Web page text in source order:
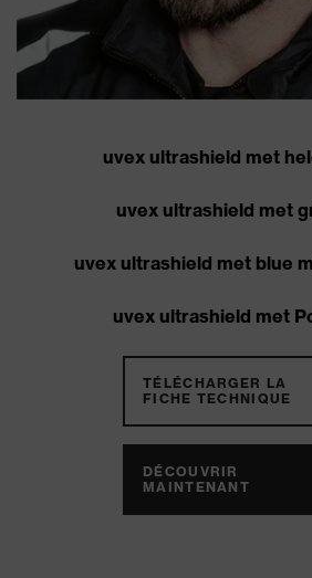
uvex ultrashield met
uvex ultrashield met
uvex ultrashield met blue
uvex ultrashield met
TÉLÉCHARGER LA
FICHE TECHNIQUE
DÉCOUVRIR
MAINTENANT